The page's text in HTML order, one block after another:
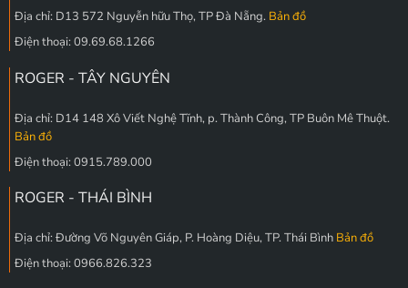
Địa chỉ: D13 572 Nguyễn hữu Thọ, TP Đà Nẵng. Bản đồ
Điện thoại: 09.69.68.1266
ROGER - TÂY NGUYÊN
Địa chỉ: D14 148 Xô Viết Nghệ Tĩnh, p. Thành Công, TP Buôn Mê Thuột.
Bản đồ
Điện thoại: 0915.789.000
ROGER - THÁI BÌNH
Địa chỉ: Đường Võ Nguyên Giáp, P. Hoàng Diệu, TP. Thái Bình Bản đồ
Điện thoại: 0966.826.323